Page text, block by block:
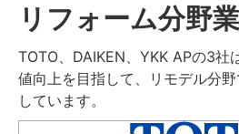
リフォーム分野
TOTO、DAIKEN、YKK APの3社
値向上を目指して、リモデル分
しています。